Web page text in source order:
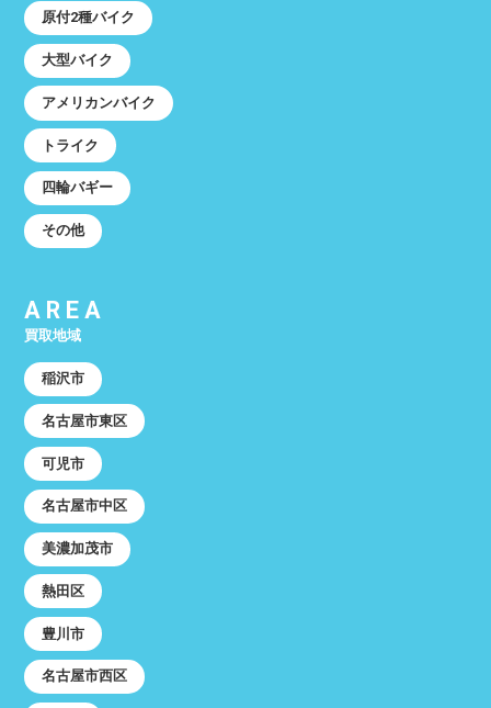
原付2種バイク
大型バイク
アメリカンバイク
トライク
四輪バギー
その他
AREA
買取地域
稲沢市
名古屋市東区
可児市
名古屋市中区
美濃加茂市
熱田区
豊川市
名古屋市西区